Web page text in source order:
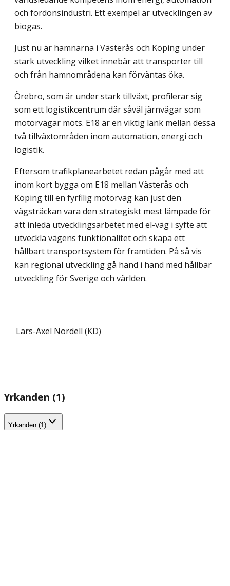
och fordonsindustri. Ett exempel är utvecklingen av
biogas.
Just nu är hamnarna i Västerås och Köping under
stark utveckling vilket innebär att transporter till
och från hamnområdena kan förväntas öka.
Örebro, som är under stark tillväxt, profilerar sig
som ett logistikcentrum där såväl järnvägar som
motorvägar möts. E18 är en viktig länk mellan dessa
två tillväxtområden inom automation, energi och
logistik.
Eftersom trafikplanearbetet redan pågår med att
inom kort bygga om E18 mellan Västerås och
Köping till en fyrfilig motorväg kan just den
vägsträckan vara den strategiskt mest lämpade för
att inleda utvecklingsarbetet med el-väg i syfte att
utveckla vägens funktionalitet och skapa ett
hållbart transportsystem för framtiden. På så vis
kan regional utveckling gå hand i hand med hållbar
utveckling för Sverige och världen.
Lars-Axel Nordell (KD)
Yrkanden (1)
Yrkanden (1)